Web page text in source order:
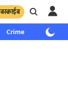
Crime साप्ताहिक